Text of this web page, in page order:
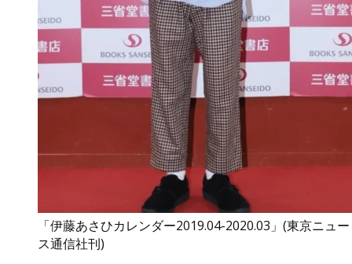
「伊藤あさひカレンダー2019.04-2020.03」(東京ニュー
ス通信社刊)